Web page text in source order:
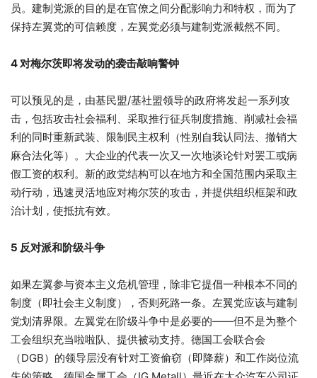
员。建制党派的目的是在官僚之间分配影响力和特权，而为了
保持左翼党的可信赖度，左翼党必须与建制党派截然不同。
4 对梅尔茨即将发动的袭击敲响警钟
可以预见的是，由基民盟/基社盟领导的政府将发起一系列攻
击，包括攻击社会福利、采取推行征兵制度措施、削减社会福
利的同时重新武装、限制民主权利（性别自我认同法、撤销大
麻合法化等）。大企业的代表一次又一次地谈论针对罢工或病
假工资的权利。新的政党结构可以在地方和全国范围内采取主
动行动，迅速灵活地应对梅尔茨的攻击，并提供组织框架和政
治计划，使抵抗有效。
5 反对派和阶级斗争
如果左翼参与资本主义危机管理，除非它提倡一种根本不同的
制度（即社会主义制度），否则死路一条。左翼党应该与建制
党划清界限。左翼党在阶级斗争中是必要的——但不是为整个
工会组织充当啦啦队、提供被动支持。德国工会联合会
（DGB）的领导层没有针对工资偷窃（即降薪）和工作岗位流